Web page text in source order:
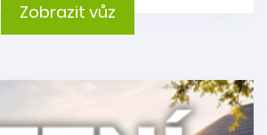
Zobrazit vůz